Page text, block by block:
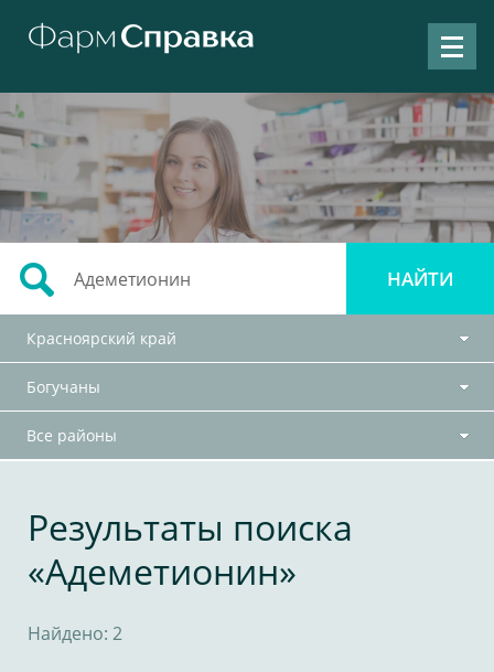
Красноярский край
Богучаны
Все районы
Результаты поиска
«Адеметионин»
Найдено: 2